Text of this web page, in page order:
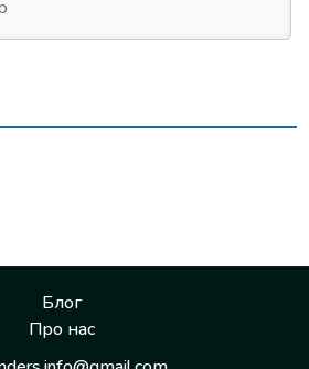
Блог
Про нас